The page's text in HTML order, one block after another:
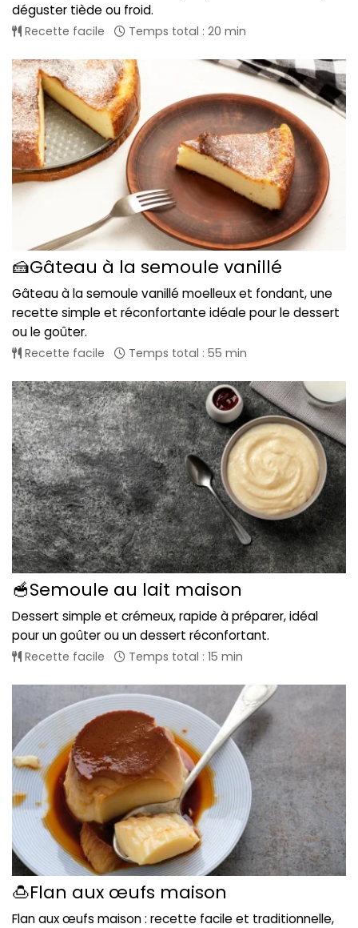
déguster tiède ou froid.
Recette facile Temps total : 20 min
🍰Gâteau à la semoule vanillé
Gâteau à la semoule vanillé moelleux et fondant, une
recette simple et réconfortante idéale pour le dessert
ou le goûter.
Recette facile Temps total : 55 min
🥣Semoule au lait maison
Dessert simple et crémeux, rapide à préparer, idéal
pour un goûter ou un dessert réconfortant.
Recette facile Temps total : 15 min
🍮Flan aux œufs maison
Flan aux œufs maison : recette facile et traditionnelle,